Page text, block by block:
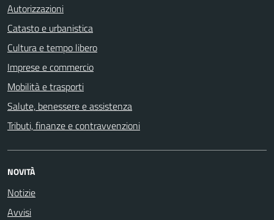
Autorizzazioni
Catasto e urbanistica
Cultura e tempo libero
Imprese e commercio
Mobilità e trasporti
Salute, benessere e assistenza
Tributi, finanze e contravvenzioni
NOVITÀ
Notizie
Avvisi